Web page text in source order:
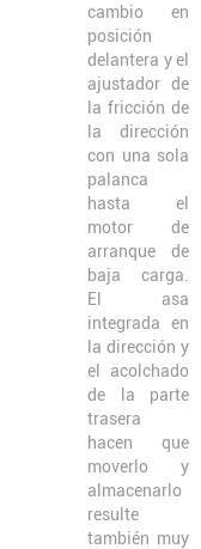
cambio en
posición
delantera y el
ajustador de
la fricción de
la dirección
con una sola
palanca
hasta el
motor de
arranque de
baja carga.
El asa
integrada en
la dirección y
el acolchado
de la parte
trasera
hacen que
moverlo y
almacenarlo
resulte
también muy